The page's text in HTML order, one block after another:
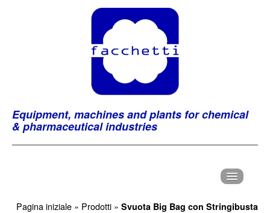
Equipment, machines and plants for chemical
& pharmaceutical industries
Home
Pagina iniziale » Prodotti » Svuota Big Bag con Stringibusta